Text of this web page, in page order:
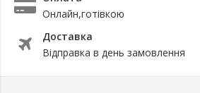
Онлайн,готівкою
Доставка
Відправка в день замовлення